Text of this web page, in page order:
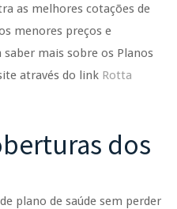
as melhores cotações de
menores preços e
mais sobre os Planos
através do link Rotta
dos
plano de saúde sem perder